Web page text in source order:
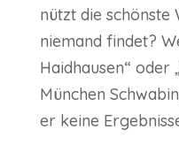
nützt die schönste
niemand findet?
Haidhausen“ oder
München
er keine